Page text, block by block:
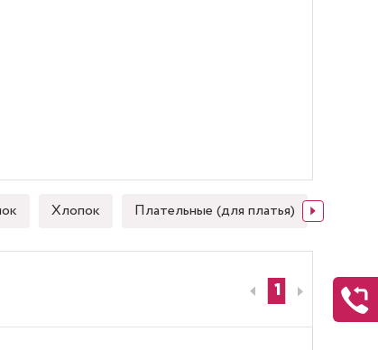
Хлопок Плательные (для платья)
1